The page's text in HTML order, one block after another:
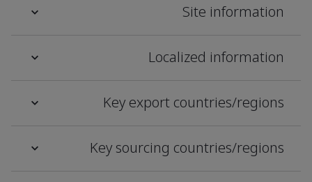
Site information
Localized information
Key export countries/regions
Key sourcing countries/regions